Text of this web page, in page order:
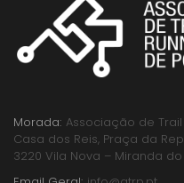
Morada: Associação de
Casa dos Reis, Praça da
3220 Vila Nova – Miranda